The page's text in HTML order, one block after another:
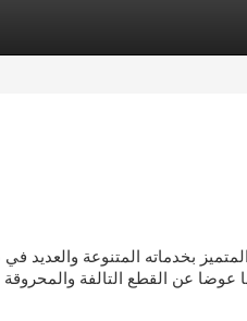
بخدماته المتنوعة والعديد
عوضا عن القطع التالفة